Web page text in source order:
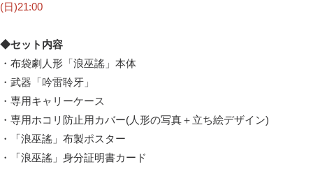
(日)21:00
◆セット内容
・布袋劇人形「浪巫謠」本体
・武器「吟雷聆牙」
・専用キャリーケース
・専用ホコリ防止用カバー(人形の写真＋立ち絵デザイン)
・「浪巫謠」布製ポスター
・「浪巫謠」身分証明書カード